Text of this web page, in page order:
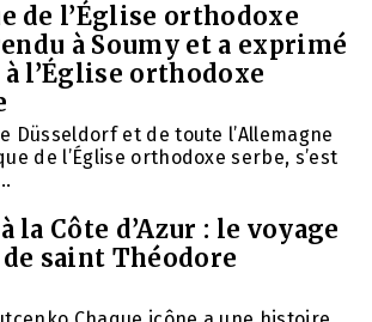
de l’Église orthodoxe
à Soumy et a exprimé
l’Église orthodoxe
Düsseldorf et de toute l’Allemagne
de l’Église orthodoxe serbe, s’est
la Côte d’Azur : le voyage
de saint Théodore